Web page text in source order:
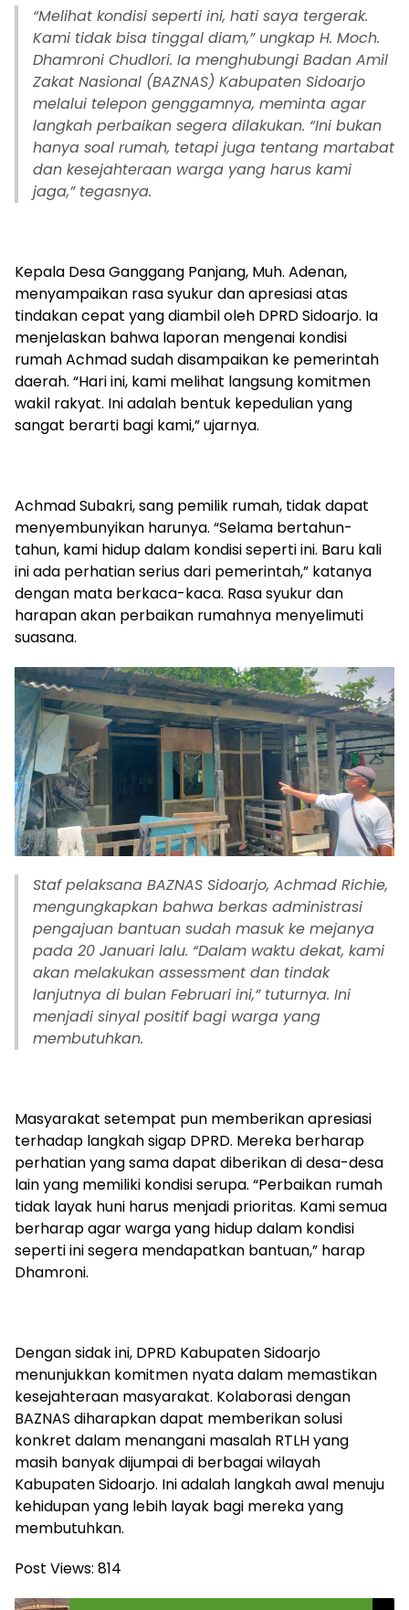
“Melihat kondisi seperti ini, hati saya tergerak.
Kami tidak bisa tinggal diam,” ungkap H. Moch.
Dhamroni Chudlori. Ia menghubungi Badan Amil
Zakat Nasional (BAZNAS) Kabupaten Sidoarjo
melalui telepon genggamnya, meminta agar
langkah perbaikan segera dilakukan. “Ini bukan
hanya soal rumah, tetapi juga tentang martabat
dan kesejahteraan warga yang harus kami
jaga,” tegasnya.
Kepala Desa Ganggang Panjang, Muh. Adenan,
menyampaikan rasa syukur dan apresiasi atas
tindakan cepat yang diambil oleh DPRD Sidoarjo. Ia
menjelaskan bahwa laporan mengenai kondisi
rumah Achmad sudah disampaikan ke pemerintah
daerah. “Hari ini, kami melihat langsung komitmen
wakil rakyat. Ini adalah bentuk kepedulian yang
sangat berarti bagi kami,” ujarnya.
Achmad Subakri, sang pemilik rumah, tidak dapat
menyembunyikan harunya. “Selama bertahun-
tahun, kami hidup dalam kondisi seperti ini. Baru kali
ini ada perhatian serius dari pemerintah,” katanya
dengan mata berkaca-kaca. Rasa syukur dan
harapan akan perbaikan rumahnya menyelimuti
suasana.
Staf pelaksana BAZNAS Sidoarjo, Achmad Richie,
mengungkapkan bahwa berkas administrasi
pengajuan bantuan sudah masuk ke mejanya
pada 20 Januari lalu. “Dalam waktu dekat, kami
akan melakukan assessment dan tindak
lanjutnya di bulan Februari ini,” tuturnya. Ini
menjadi sinyal positif bagi warga yang
membutuhkan.
Masyarakat setempat pun memberikan apresiasi
terhadap langkah sigap DPRD. Mereka berharap
perhatian yang sama dapat diberikan di desa-desa
lain yang memiliki kondisi serupa. “Perbaikan rumah
tidak layak huni harus menjadi prioritas. Kami semua
berharap agar warga yang hidup dalam kondisi
seperti ini segera mendapatkan bantuan,” harap
Dhamroni.
Dengan sidak ini, DPRD Kabupaten Sidoarjo
menunjukkan komitmen nyata dalam memastikan
kesejahteraan masyarakat. Kolaborasi dengan
BAZNAS diharapkan dapat memberikan solusi
konkret dalam menangani masalah RTLH yang
masih banyak dijumpai di berbagai wilayah
Kabupaten Sidoarjo. Ini adalah langkah awal menuju
kehidupan yang lebih layak bagi mereka yang
membutuhkan.
Post Views: 814